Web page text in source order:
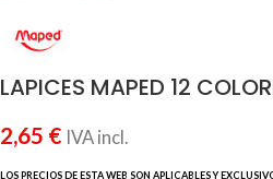
LAPICES MAPED 12
2,65 € IVA incl.